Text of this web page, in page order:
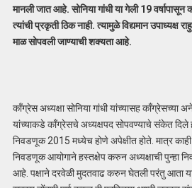
मानली जात आहे. सोनिया गांधी या गेली 19
त्यांची प्रकृती ठिक नाही. त्यामुळे विद्यमान उपाध्यक्ष
माळ सोपवली जाण्याची शक्यता आहे.
काँग्रेस अध्यक्षा सोनिया गांधी यांच्यासह काँग्रेसच्या
यांच्याकडे काँग्रेसचे अध्यक्षपद सोपवण्याचे संकेत दिले
निवडणूक 2015 मध्येच होणे अपेक्षीत होते. मात्र
निवडणूक आयोगाने हस्तक्षेप करुन अध्यक्षाची पुन्हा
आहे. पक्षाने दरवेळी मुदतवाढ करुन घेतली परंतु आता